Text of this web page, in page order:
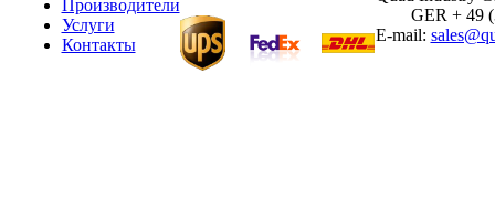
Производители
Услуги
Контакты
GER + 49
E-mail: